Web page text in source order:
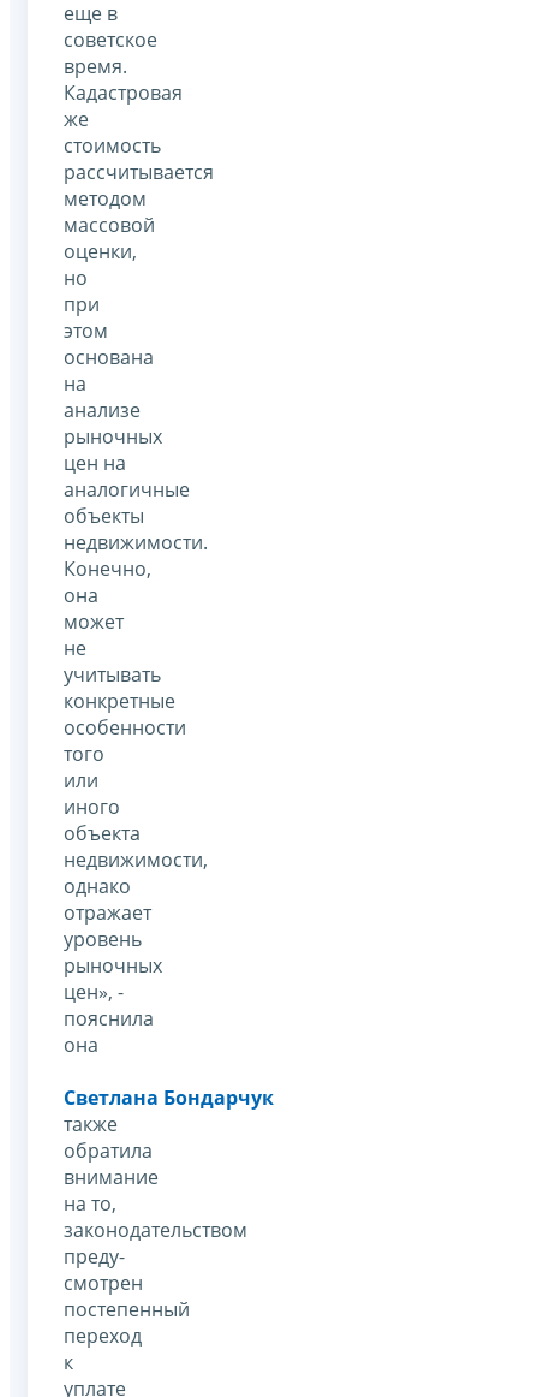
еще в
советское
время.
Кадастровая
же
стоимость
рассчитывается
методом
массовой
оценки,
но
при
этом
основана
на
анализе
рыночных
цен на
аналогичные
объекты
недвижимости.
Конечно,
она
может
не
учитывать
конкретные
особенности
того
или
иного
объекта
недвижимости,
однако
отражает
уровень
рыночных
цен», -
пояснила
она
Светлана Бондарчук
также
обратила
внимание
на то,
законодательством
преду­
смотрен
постепенный
переход
к
уплате